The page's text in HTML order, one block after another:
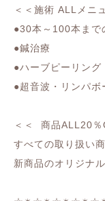
＜＜施術 ALLメニ
●30本～100本まで
●鍼治療
●ハーブピーリング
●超音波・リンパボ
＜＜ 商品ALL20％
すべての取り扱い
新商品のオリジナ